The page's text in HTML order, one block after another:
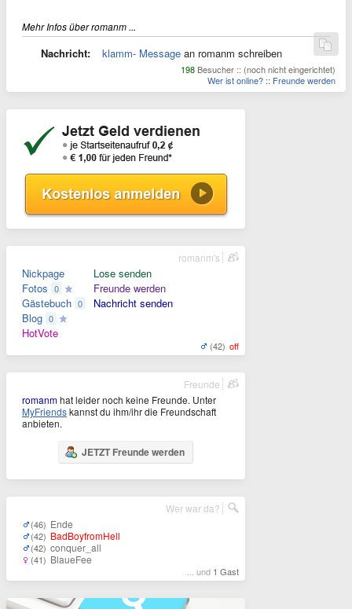
Mehr Infos über romanm ...
Nachricht: klamm- Message an romanm schreiben
198 Besucher :: (noch nicht eingerichtet)
Wer ist online? :: Freunde werden
Nickpage
Fotos 0
Gästebuch 0
Blog 0
HotVote
Lose senden
Freunde werden
Nachricht senden
(42) off
romanm's
romanmhat leider noch keine Freunde. Unter
MyFriendskannst du ihm/ihr die Freundschaft
anbieten.
JETZT Freunde werden
Freunde
(46) Ende
(42) BadBoyfromHell
(42) conquer_all
(41) BlaueFee
... und 1 Gast
Wer war da?